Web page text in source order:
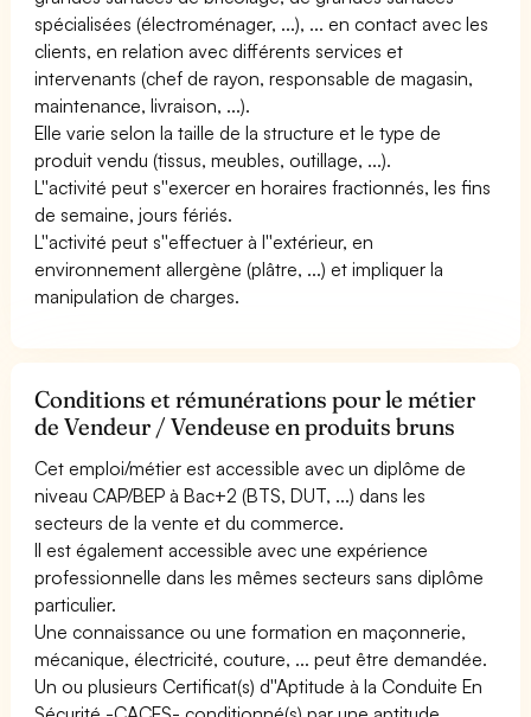
spécialisées (électroménager, ...), ... en contact avec les
clients, en relation avec différents services et
intervenants (chef de rayon, responsable de magasin,
maintenance, livraison, ...).
Elle varie selon la taille de la structure et le type de
produit vendu (tissus, meubles, outillage, ...).
L''activité peut s''exercer en horaires fractionnés, les fins
de semaine, jours fériés.
L''activité peut s''effectuer à l''extérieur, en
environnement allergène (plâtre, ...) et impliquer la
manipulation de charges.
Conditions et rémunérations pour le métier
de Vendeur / Vendeuse en produits bruns
Cet emploi/métier est accessible avec un diplôme de
niveau CAP/BEP à Bac+2 (BTS, DUT, ...) dans les
secteurs de la vente et du commerce.
Il est également accessible avec une expérience
professionnelle dans les mêmes secteurs sans diplôme
particulier.
Une connaissance ou une formation en maçonnerie,
mécanique, électricité, couture, ... peut être demandée.
Un ou plusieurs Certificat(s) d''Aptitude à la Conduite En